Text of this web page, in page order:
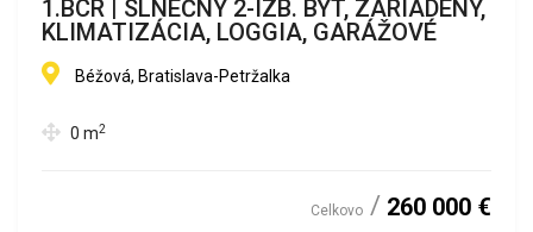
1.BCR | SLNEČNÝ 2-IZB. BYT, ZARIADENÝ,
KLIMATIZÁCIA, LOGGIA, GARÁŽOVÉ
Béžová, Bratislava-Petržalka
0 m2
Celkovo 260 000 €